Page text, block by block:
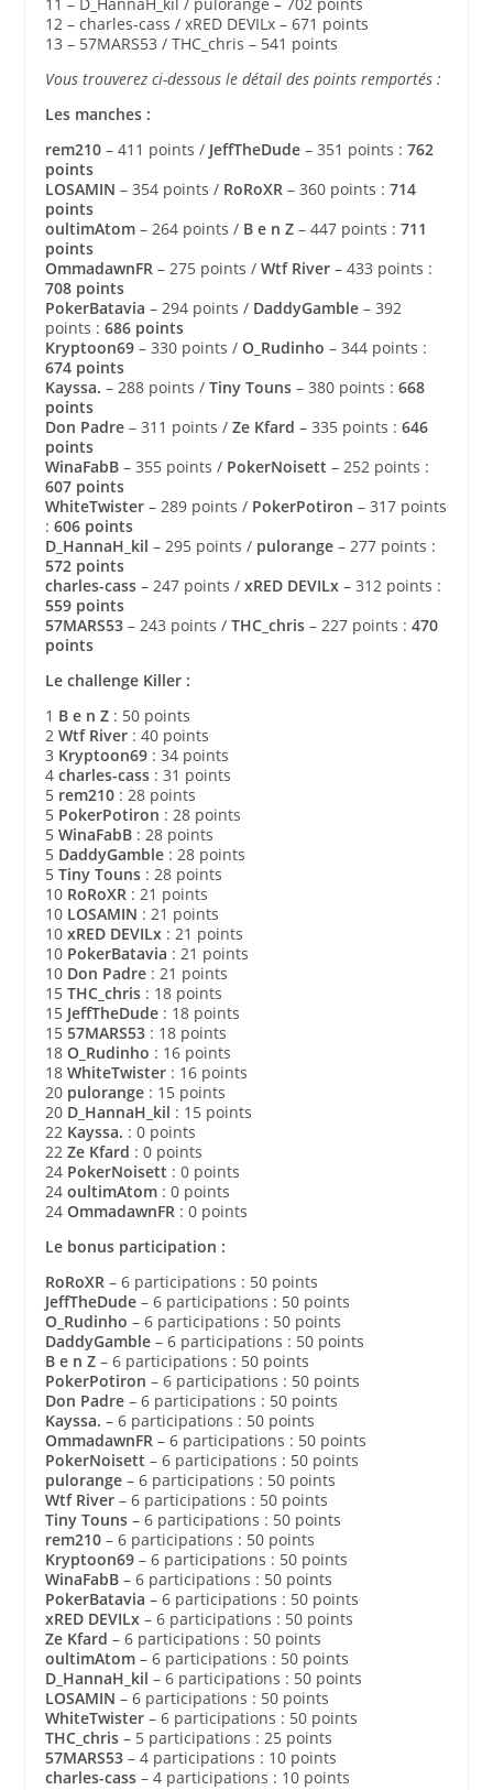
12 – charles-cass / xRED DEVILx – 671 points
13 – 57MARS53 / THC_chris – 541 points
Vous trouverez ci-dessous le détail des points remportés :
Les manches :
rem210 – 411 points / JeffTheDude – 351 points :762
points
LOSAMIN – 354 points / RoRoXR – 360 points :714
points
oultimAtom – 264 points / B e n Z – 447 points :711
points
OmmadawnFR – 275 points /Wtf River – 433 points :
708 points
PokerBatavia – 294 points / DaddyGamble – 392
points :686 points
Kryptoon69 – 330 points /O_Rudinho – 344 points :
674 points
Kayssa. – 288 points /Tiny Touns – 380 points :668
points
Don Padre – 311 points /Ze Kfard – 335 points :646
points
WinaFabB – 355 points / PokerNoisett – 252 points :
607 points
WhiteTwister – 289 points / PokerPotiron – 317 points
:606 points
D_HannaH_kil – 295 points / pulorange – 277 points :
572 points
charles-cass – 247 points /xRED DEVILx – 312 points :
559 points
57MARS53 – 243 points /THC_chris – 227 points :470
points
Le challenge Killer :
1 B e n Z : 50 points
2Wtf River : 40 points
3 Kryptoon69 : 34 points
4charles-cass : 31 points
5 rem210 : 28 points
5 PokerPotiron : 28 points
5WinaFabB : 28 points
5 DaddyGamble : 28 points
5Tiny Touns : 28 points
10 RoRoXR : 21 points
10 LOSAMIN : 21 points
10xRED DEVILx : 21 points
10 PokerBatavia : 21 points
10 Don Padre : 21 points
15THC_chris : 18 points
15 JeffTheDude : 18 points
1557MARS53 : 18 points
18O_Rudinho : 16 points
18WhiteTwister : 16 points
20 pulorange : 15 points
20 D_HannaH_kil : 15 points
22 Kayssa. : 0 points
22Ze Kfard : 0 points
24 PokerNoisett : 0 points
24oultimAtom : 0 points
24OmmadawnFR : 0 points
Le bonus participation :
RoRoXR – 6 participations : 50 points
JeffTheDude – 6 participations : 50 points
O_Rudinho – 6 participations : 50 points
DaddyGamble – 6 participations : 50 points
B e n Z – 6 participations : 50 points
PokerPotiron – 6 participations : 50 points
Don Padre – 6 participations : 50 points
Kayssa. – 6 participations : 50 points
OmmadawnFR – 6 participations : 50 points
PokerNoisett – 6 participations : 50 points
pulorange – 6 participations : 50 points
Wtf River – 6 participations : 50 points
Tiny Touns – 6 participations : 50 points
rem210 – 6 participations : 50 points
Kryptoon69 – 6 participations : 50 points
WinaFabB – 6 participations : 50 points
PokerBatavia – 6 participations : 50 points
xRED DEVILx – 6 participations : 50 points
Ze Kfard – 6 participations : 50 points
oultimAtom – 6 participations : 50 points
D_HannaH_kil – 6 participations : 50 points
LOSAMIN – 6 participations : 50 points
WhiteTwister – 6 participations : 50 points
THC_chris – 5 participations : 25 points
57MARS53 – 4 participations : 10 points
charles-cass – 4 participations : 10 points